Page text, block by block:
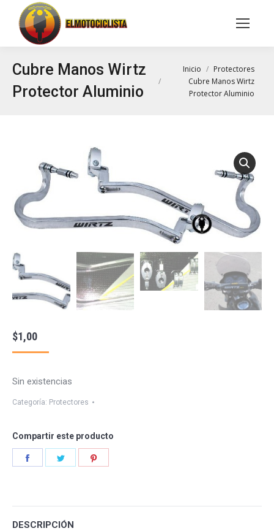
Buscar:
Cubre Manos Wirtz
Protector Aluminio
Estás aquí:Inicio
Protectores
Cubre Manos Wirtz
Protector Aluminio
$1,00
Sin existencias
Categoría: Protectores
Compartir este producto
DESCRIPCIÓN